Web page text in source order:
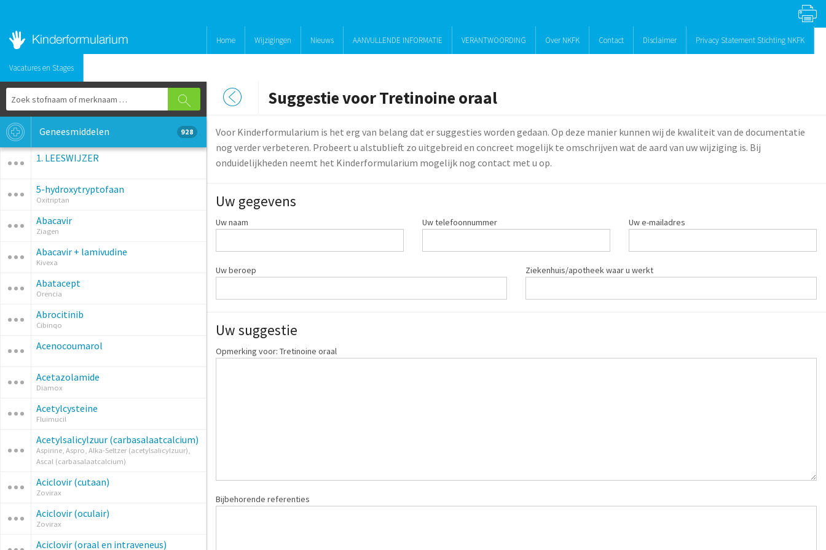
Home Wijzigingen Nieuws AANVULLENDE INFORMATIE VERANTWOORDING Over NKFK Contact Disclaimer Privacy Statement Stichting NKFK
Vacatures en Stages
Geneesmiddelen 928
1. LEESWIJZER
5-hydroxytryptofaan
Oxitriptan
Abacavir
Ziagen
Abacavir + lamivudine
Kivexa
Abatacept
Orencia
Abrocitinib
Cibinqo
Acenocoumarol
Acetazolamide
Diamox
Acetylcysteine
Fluimucil
Acetylsalicylzuur (carbasalaatcalcium)
Aspirine, Aspro, Alka-Seltzer (acetylsalicylzuur),
Ascal (carbasalaatcalcium)
Aciclovir (cutaan)
Zovirax
Aciclovir (oculair)
Zovirax
Aciclovir (oraal en intraveneus)
Suggestie voor Tretinoine oraal
Voor Kinderformularium is het erg van belang dat er suggesties worden gedaan. Op deze manier kunnen wij de kwaliteit van de documentatie
nog verder verbeteren. Probeert u alstublieft zo uitgebreid en concreet mogelijk te omschrijven wat de aard van uw wijziging is. Bij
onduidelijkheden neemt het Kinderformularium mogelijk nog contact met u op.
Uw gegevens
Uw naam Uw telefoonnummer Uw e-mailadres
Uw beroep Ziekenhuis/apotheek waar u werkt
Uw suggestie
Opmerking voor: Tretinoine oraal
Bijbehorende referenties